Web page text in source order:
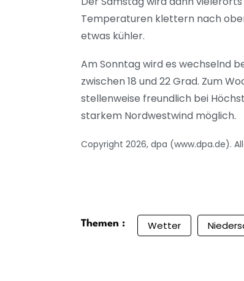
Temperaturen klettern nach
etwas kühler.
Am Sonntag wird es wechselnd
zwischen 18 und 22 Grad. Zum
stellenweise freundlich bei
starkem Nordwestwind möglich.
Copyright 2026, dpa (www.dpa.de).
Themen : Wetter